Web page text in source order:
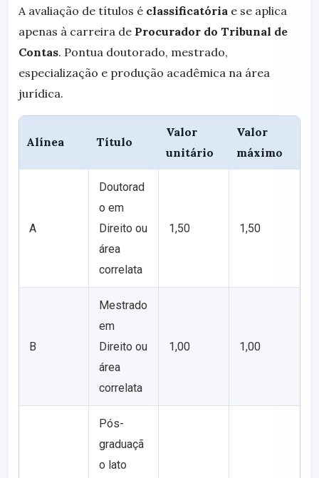
A avaliação de títulos é classificatória e se aplica
apenas à carreira de Procurador do Tribunal de
Contas. Pontua doutorado, mestrado,
especialização e produção acadêmica na área
jurídica.
Alínea Título
Valor
unitário
Valor
máximo
A
Doutorad
o em
Direito ou
área
correlata
1,50 1,50
B
Mestrado
em
Direito ou
área
correlata
1,00 1,00
Pós-
graduaçã
o lato